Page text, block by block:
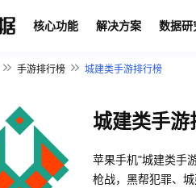
核心功能 解决方案 数据研
手游排行榜 城建类手游排行榜
城建类手游
苹果手机"城建类手
枪战，黑帮犯罪、